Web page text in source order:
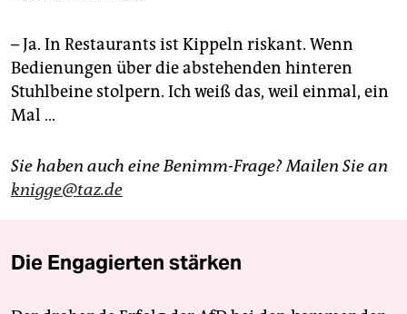
– Ja. In Restaurants ist Kippeln riskant. Wenn
Bedienungen über die abstehenden hinteren
Stuhlbeine stolpern. Ich weiß das, weil einmal, ein
Mal …
Sie haben auch eine Benimm-Frage? Mailen Sie an
knigge@taz.de
Die Engagierten stärken